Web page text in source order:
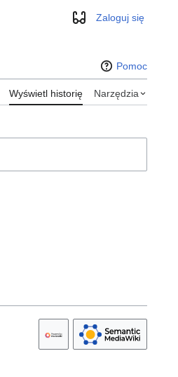
WyglądZaloguj się
Pomoc
Wyświetl historię Narzędzia